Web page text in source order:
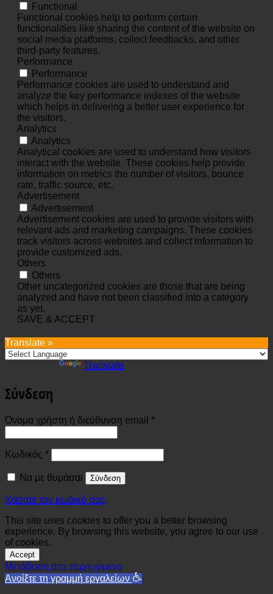
Functional
Functional cookies help to perform certain
functionalities like sharing the content of the website on
social media platforms, collect feedbacks, and other
third-party features.
Performance
Performance
Performance cookies are used to understand and
analyze the key performance indexes of the website
which helps in delivering a better user experience for
the visitors.
Analytics
Analytics
Analytical cookies are used to understand how visitors
interact with the website. These cookies help provide
information on metrics the number of visitors, bounce
rate, traffic source, etc.
Advertisement
Advertisement
Advertisement cookies are used to provide visitors with
relevant ads and marketing campaigns. These cookies
track visitors across websites and collect information to
provide customized ads.
Others
Others
Other uncategorized cookies are those that are being
analyzed and have not been classified into a category
as yet.
SAVE & ACCEPT
Translate »
Translate
Σύνδεση
Όνομα χρήστη ή διεύθυνση email *Απαιτείται
Κωδικός *Απαιτείται
Να με θυμάσαι Σύνδεση
Χάσατε τον κωδικό σας;
This site uses cookies to offer you a better browsing
experience. By browsing this website, you agree to our use
of cookies.
Accept
Μετάβαση στο περιεχόμενο
Ανοίξτε τη γραμμή εργαλείων